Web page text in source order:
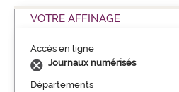
VOTRE AFFINAGE
Accès en ligne
Journaux numérisés
Départements